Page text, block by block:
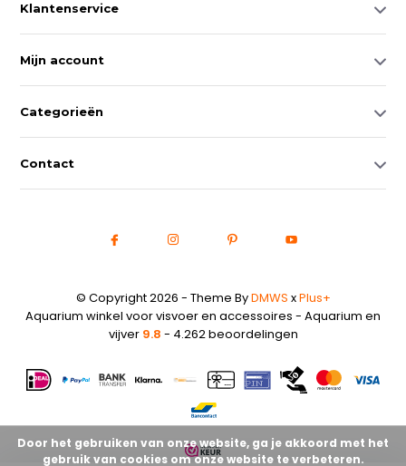
Klantenservice
Mijn account
Categorieën
Contact
© Copyright 2026 - Theme ByDMWS xPlus+
Aquarium winkel voor visvoer en accessoires - Aquarium en
vijver 9.8 - 4.262 beoordelingen
Door het gebruiken van onze website, ga je akkoord met het
gebruik van cookies om onze website te verbeteren.